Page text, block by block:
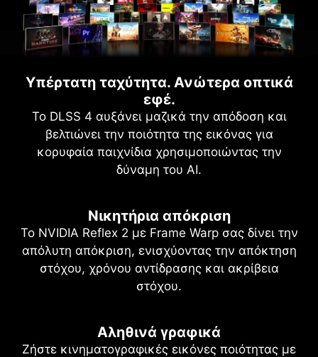
Υπέρτατη ταχύτητα. Ανώτερα οπτικά
εφέ.
Το DLSS 4 αυξάνει μαζικά την απόδοση και
βελτιώνει την ποιότητα της εικόνας για
κορυφαία παιχνίδια χρησιμοποιώντας την
δύναμη του AI.
Νικητήρια απόκριση
Το NVIDIA Reflex 2 με Frame Warp σας δίνει την
απόλυτη απόκριση, ενισχύοντας την απόκτηση
στόχου, χρόνου αντίδρασης και ακρίβεια
στόχου.
Αληθινά γραφικά
Ζήστε κινηματογραφικές εικόνες ποιότητας με